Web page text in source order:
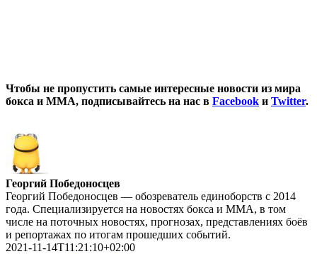
Чтобы не пропустить самые интересные новости из мира
бокса и ММА, подписывайтесь на нас в Facebook и Twitter.
Георгий Победоносцев
Георгий Победоносцев — обозреватель единоборств с 2014
года. Специализируется на новостях бокса и ММА, в том
числе на поточных новостях, прогнозах, представлениях боёв
и репортажах по итогам прошедших событий.
2021-11-14T11:21:10+02:00